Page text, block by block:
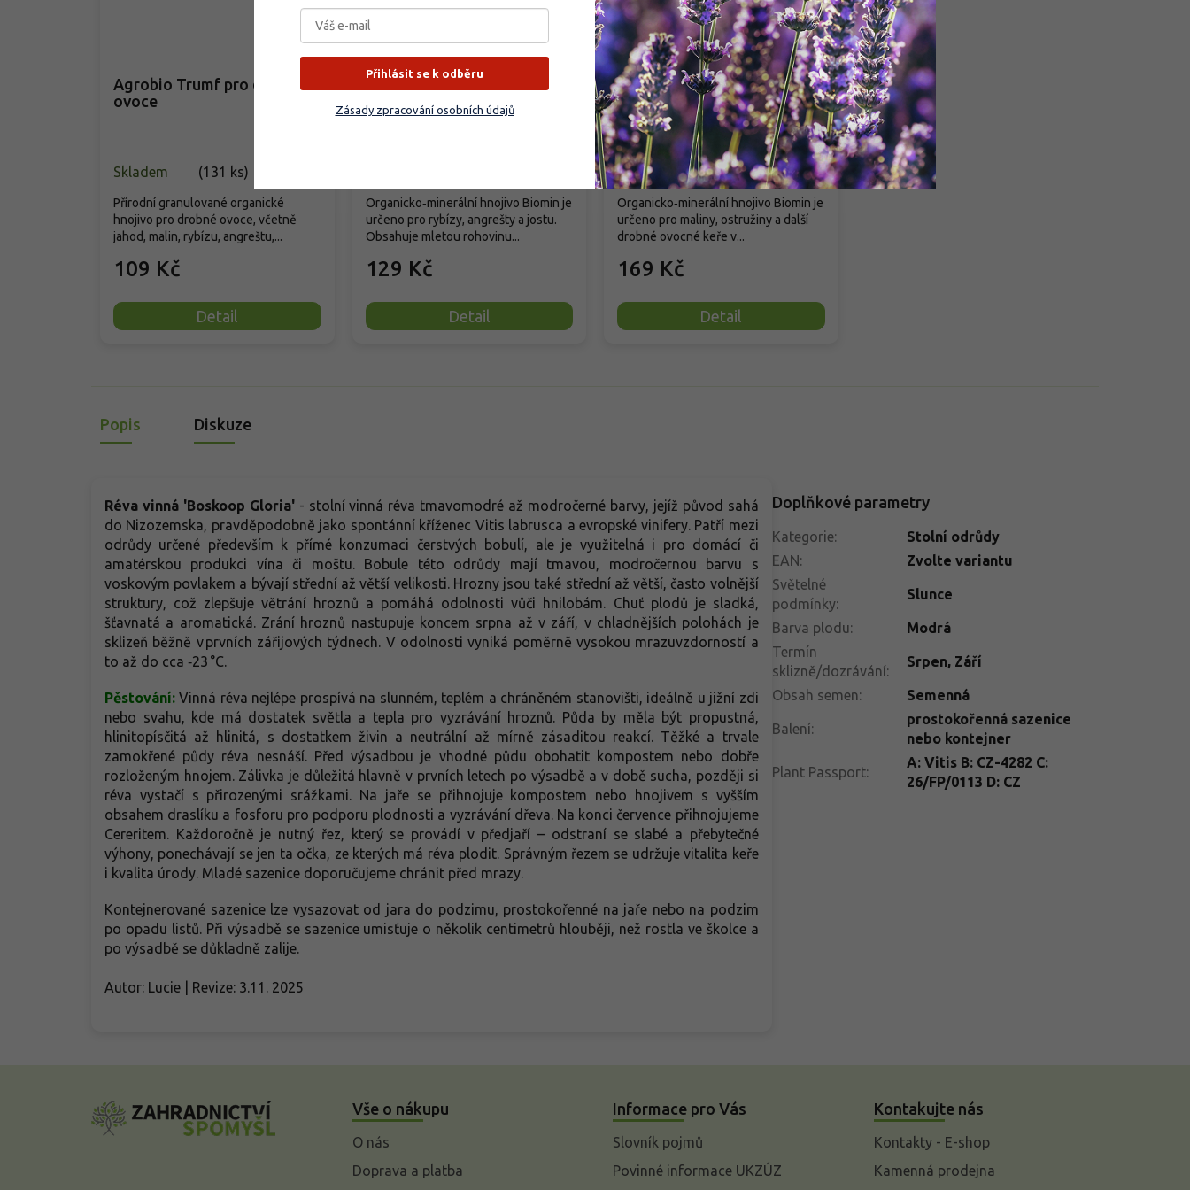
Agrobio Trumf pro drobné
ovoce
Skladem (131 ks)
109 Kč
Detail
Přírodní granulované organické
hnojivo pro drobné ovoce, včetně
jahod, malin, rybízu, angreštu,...
Biomin - Hnojivo na rybízy a
angrešty
129 Kč
Detail
Organicko‑minerální hnojivo Biomin je
určeno pro rybízy, angrešty a jostu.
Obsahuje mletou rohovinu...
Biomin - Hnojivo na maliny a
ostružiny
Vyprodáno
169 Kč
Detail
Organicko‑minerální hnojivo Biomin je
určeno pro maliny, ostružiny a další
drobné ovocné keře v...
Popis Diskuze
Réva vinná 'Boskoop Gloria' - stolní vinná réva tmavomodré až modročerné barvy, jejíž původ sahá
do Nizozemska, pravděpodobně jako spontánní kříženec Vitis labrusca a evropské vinifery. Patří mezi
odrůdy určené především k přímé konzumaci čerstvých bobulí, ale je využitelná i pro domácí či
amatérskou produkci vína či moštu. Bobule této odrůdy mají tmavou, modročernou barvu s
voskovým povlakem a bývají střední až větší velikosti. Hrozny jsou také střední až větší, často volnější
struktury, což zlepšuje větrání hroznů a pomáhá odolnosti vůči hnilobám. Chuť plodů je sladká,
šťavnatá a aromatická. Zrání hroznů nastupuje koncem srpna až v září, v chladnějších polohách je
sklizeň běžně v prvních zářijových týdnech. V odolnosti vyniká poměrně vysokou mrazuvzdorností a
to až do cca ‑23 °C.
Pěstování:Vinná réva nejlépe prospívá na slunném, teplém a chráněném stanovišti, ideálně u jižní zdi
nebo svahu, kde má dostatek světla a tepla pro vyzrávání hroznů. Půda by měla být propustná,
hlinitopísčitá až hlinitá, s dostatkem živin a neutrální až mírně zásaditou reakcí. Těžké a trvale
zamokřené půdy réva nesnáší. Před výsadbou je vhodné půdu obohatit kompostem nebo dobře
rozloženým hnojem. Zálivka je důležitá hlavně v prvních letech po výsadbě a v době sucha, později si
réva vystačí s přirozenými srážkami. Na jaře se přihnojuje kompostem nebo hnojivem s vyšším
obsahem draslíku a fosforu pro podporu plodnosti a vyzrávání dřeva. Na konci července přihnojujeme
Cereritem. Každoročně je nutný řez, který se provádí v předjaří – odstraní se slabé a přebytečné
výhony, ponechávají se jen ta očka, ze kterých má réva plodit. Správným řezem se udržuje vitalita keře
i kvalita úrody. Mladé sazenice doporučujeme chránit před mrazy.
Kontejnerované sazenice lze vysazovat od jara do podzimu, prostokořenné na jaře nebo na podzim
po opadu listů. Při výsadbě se sazenice umisťuje o několik centimetrů hlouběji, než rostla ve školce a
po výsadbě se důkladně zalije.
Autor: Lucie | Revize: 3.11. 2025
Doplňkové parametry
Kategorie:
Stolní odrůdy
EAN:
Zvolte variantu
Světelné
podmínky:
Slunce
Barva plodu:
Modrá
Termín
sklizně/dozrávání:
Srpen, Září
Obsah semen: Semenná
Balení:
prostokořenná sazenice
nebo kontejner
Plant Passport:
A: Vitis B: CZ-4282 C:
26/FP/0113 D: CZ
Vše o nákupu
O nás
Doprava a platba
Informace pro Vás
Slovník pojmů
Povinné informace UKZÚZ
Kontakujte nás
Kontakty - E-shop
Kamenná prodejna
Přihlásit se k odběru
Zásady zpracování osobních údajů